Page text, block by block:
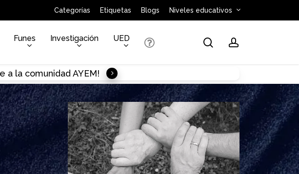
Categorías Etiquetas Blogs Niveles educativos
Funes Investigación UED searchaccount
a la comunidad AYEM!